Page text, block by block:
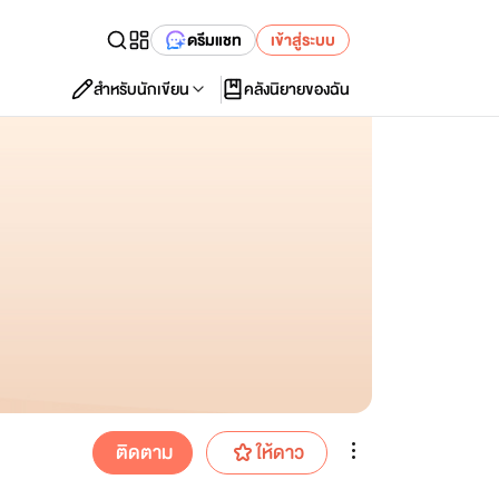
ดรีมแชท
เข้าสู่ระบบ
สำหรับนักเขียน
คลังนิยายของฉัน
ติดตาม ให้ดาว